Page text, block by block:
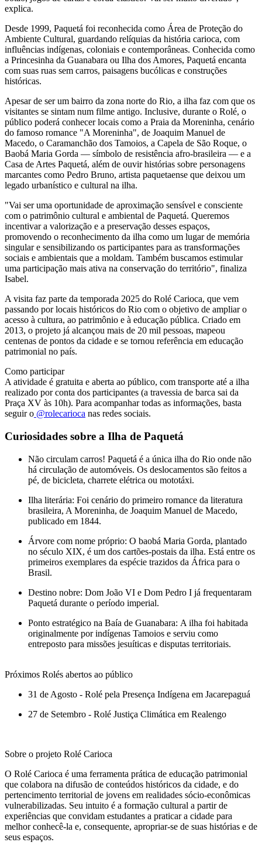
explica.
Desde 1999, Paquetá foi reconhecida como Área de Proteção do
Ambiente Cultural, guardando relíquias da história carioca, com
influências indígenas, coloniais e contemporâneas. Conhecida como
a Princesinha da Guanabara ou Ilha dos Amores, Paquetá encanta
com suas ruas sem carros, paisagens bucólicas e construções
históricas.
Apesar de ser um bairro da zona norte do Rio, a ilha faz com que os
visitantes se sintam num filme antigo. Inclusive, durante o Rolé, o
público poderá conhecer locais como a Praia da Moreninha, cenário
do famoso romance "A Moreninha", de Joaquim Manuel de
Macedo, o Caramanchão dos Tamoios, a Capela de São Roque, o
Baobá Maria Gorda — símbolo de resistência afro-brasileira — e a
Casa de Artes Paquetá, além de ouvir histórias sobre personagens
marcantes como Pedro Bruno, artista paquetaense que deixou um
legado urbanístico e cultural na ilha.
"Vai ser uma oportunidade de aproximação sensível e consciente
com o patrimônio cultural e ambiental de Paquetá. Queremos
incentivar a valorização e a preservação desses espaços,
promovendo o reconhecimento da ilha como um lugar de memória
singular e sensibilizando os participantes para as transformações
sociais e ambientais que a moldam. Também buscamos estimular
uma participação mais ativa na conservação do território", finaliza
Isabel.
A visita faz parte da temporada 2025 do Rolé Carioca, que vem
passando por locais históricos do Rio com o objetivo de ampliar o
acesso à cultura, ao patrimônio e à educação pública. Criado em
2013, o projeto já alcançou mais de 20 mil pessoas, mapeou
centenas de pontos da cidade e se tornou referência em educação
patrimonial no país.
Como participar
A atividade é gratuita e aberta ao público, com transporte até a ilha
realizado por conta dos participantes (a travessia de barca sai da
Praça XV às 10h). Para acompanhar todas as informações, basta
seguir o @rolecarioca nas redes sociais.
Curiosidades sobre a Ilha de Paquetá
Não circulam carros! Paquetá é a única ilha do Rio onde não
há circulação de automóveis. Os deslocamentos são feitos a
pé, de bicicleta, charrete elétrica ou mototáxi.
Ilha literária: Foi cenário do primeiro romance da literatura
brasileira, A Moreninha, de Joaquim Manuel de Macedo,
publicado em 1844.
Árvore com nome próprio: O baobá Maria Gorda, plantado
no século XIX, é um dos cartões-postais da ilha. Está entre os
primeiros exemplares da espécie trazidos da África para o
Brasil.
Destino nobre: Dom João VI e Dom Pedro I já frequentaram
Paquetá durante o período imperial.
Ponto estratégico na Baía de Guanabara: A ilha foi habitada
originalmente por indígenas Tamoios e serviu como
entreposto para missões jesuíticas e disputas territoriais.
Próximos Rolés abertos ao público
31 de Agosto - Rolé pela Presença Indígena em Jacarepaguá
27 de Setembro - Rolé Justiça Climática em Realengo
Sobre o projeto Rolé Carioca
O Rolé Carioca é uma ferramenta prática de educação patrimonial
que colabora na difusão de conteúdos históricos da cidade, e do
pertencimento territorial de jovens em realidades sócio-econômicas
vulnerabilizadas. Seu intuito é a formação cultural a partir de
experiências que convidam estudantes a praticar a cidade para
melhor conhecê-la e, consequente, apropriar-se de suas histórias e de
seus espaços.